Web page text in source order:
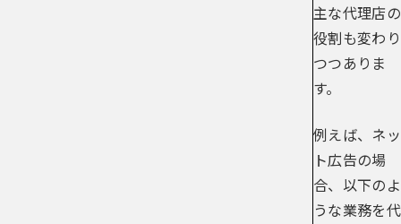
主な代理店の
役割も変わり
つつありま
す。
例えば、ネッ
ト広告の場
合、以下のよ
うな業務を代